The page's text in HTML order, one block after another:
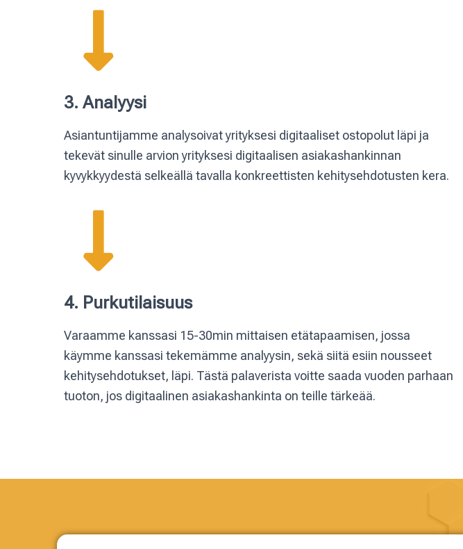
3. Analyysi
Asiantuntijamme analysoivat yrityksesi digitaaliset ostopolut läpi ja
tekevät sinulle arvion yrityksesi digitaalisen asiakashankinnan
kyvykkyydestä selkeällä tavalla konkreettisten kehitysehdotusten kera.
4. Purkutilaisuus
Varaamme kanssasi 15-30min mittaisen etätapaamisen, jossa
käymme kanssasi tekemämme analyysin, sekä siitä esiin nousseet
kehitysehdotukset, läpi. Tästä palaverista voitte saada vuoden parhaan
tuoton, jos digitaalinen asiakashankinta on teille tärkeää.